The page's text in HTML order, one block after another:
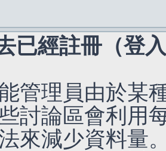
已經註冊（登
管理員由於某
討論區會利用
來減少資料量